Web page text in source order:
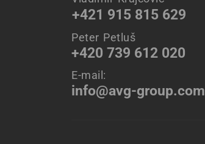
+421 915 815 629
Peter Petluš
+420 739 612 020
E-mail:
info@avg-group.com